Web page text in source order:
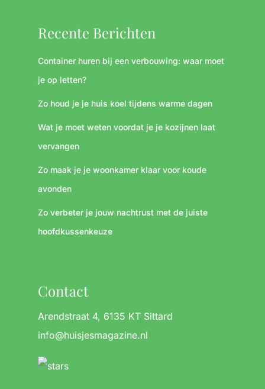
Recente Berichten
Container huren bij een verbouwing: waar moet
je op letten?
Zo houd je je huis koel tijdens warme dagen
Wat je moet weten voordat je je kozijnen laat
vervangen
Zo maak je je woonkamer klaar voor koude
avonden
Zo verbeter je jouw nachtrust met de juiste
hoofdkussenkeuze
Contact
Arendstraat 4, 6135 KT Sittard
info@huisjesmagazine.nl